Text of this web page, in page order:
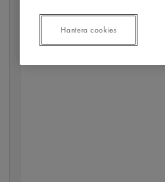
Spicefield150ml
Hantera cookies